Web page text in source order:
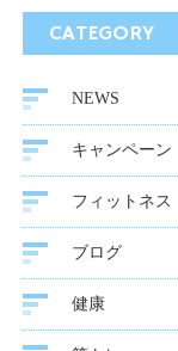
CATEGORY
NEWS
キャンペーン
フィットネス
ブログ
健康